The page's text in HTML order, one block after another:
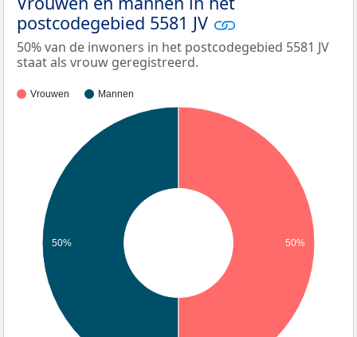
postcodegebied 5581 JV
50% van de inwoners in het postcodegebied 5581 JV
staat als vrouw geregistreerd.
Vrouwen Mannen
50% 50%